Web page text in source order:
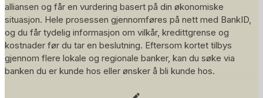
alliansen og får en vurdering basert på din økonomiske
situasjon. Hele prosessen gjennomføres på nett med BankID,
og du får tydelig informasjon om vilkår, kredittgrense og
kostnader før du tar en beslutning. Eftersom kortet tilbys
gjennom flere lokale og regionale banker, kan du søke via
banken du er kunde hos eller ønsker å bli kunde hos.